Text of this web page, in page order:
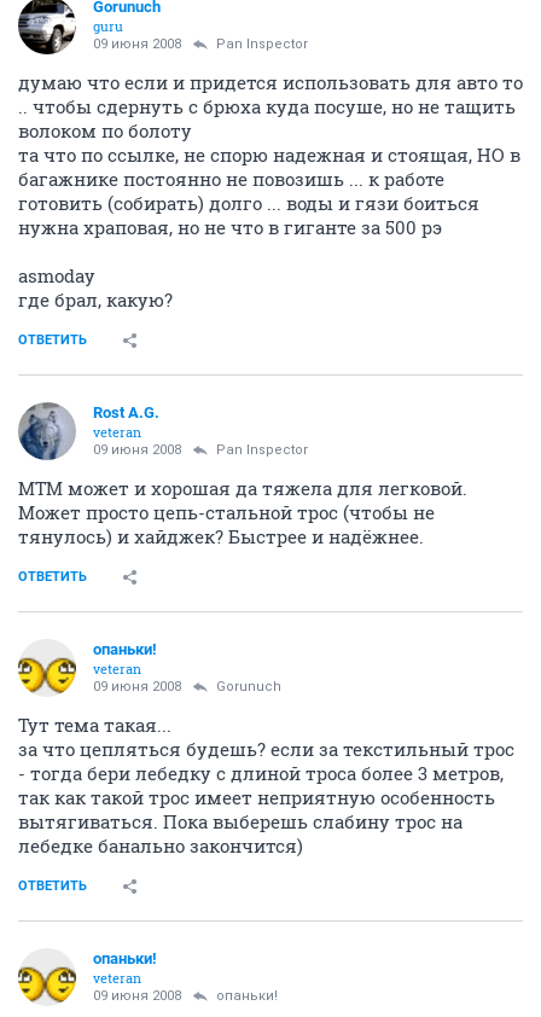
Gorunuch
guru
09 июня 2008 Pan Inspector
думаю что если и придется использовать для авто то
.. чтобы сдернуть с брюха куда посуше, но не тащить
волоком по болоту
та что по ссылке, не спорю надежная и стоящая, НО в
багажнике постоянно не повозишь ... к работе
готовить (собирать) долго ... воды и гязи боиться
нужна храповая, но не что в гиганте за 500 рэ
asmoday
где брал, какую?
ОТВЕТИТЬ
Rost A.G.
veteran
09 июня 2008 Pan Inspector
МТМ может и хорошая да тяжела для легковой.
Может просто цепь-стальной трос (чтобы не
тянулось) и хайджек? Быстрее и надёжнее.
ОТВЕТИТЬ
опаньки!
veteran
09 июня 2008 Gorunuch
Тут тема такая...
за что цепляться будешь? если за текстильный трос
- тогда бери лебедку с длиной троса более 3 метров,
так как такой трос имеет неприятную особенность
вытягиваться. Пока выберешь слабину трос на
лебедке банально закончится)
ОТВЕТИТЬ
опаньки!
veteran
09 июня 2008 опаньки!